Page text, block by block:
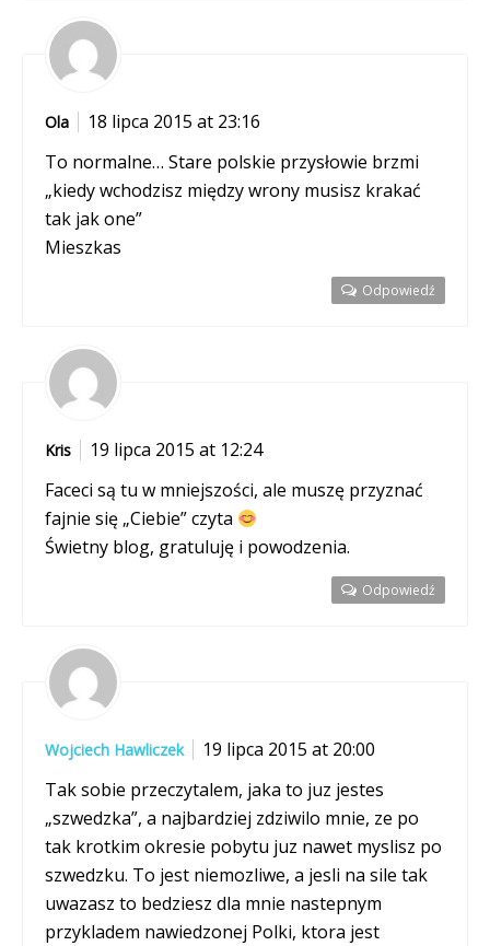
Ola
18 lipca 2015 at 23:16
To normalne… Stare polskie przysłowie brzmi
„kiedy wchodzisz między wrony musisz krakać
tak jak one”
Mieszkas
Odpowiedź
Kris
19 lipca 2015 at 12:24
Faceci są tu w mniejszości, ale muszę przyznać
fajnie się „Ciebie” czyta
Świetny blog, gratuluję i powodzenia.
Odpowiedź
Wojciech Hawliczek
19 lipca 2015 at 20:00
Tak sobie przeczytalem, jaka to juz jestes
„szwedzka”, a najbardziej zdziwilo mnie, ze po
tak krotkim okresie pobytu juz nawet myslisz po
szwedzku. To jest niemozliwe, a jesli na sile tak
uwazasz to bedziesz dla mnie nastepnym
przykladem nawiedzonej Polki, ktora jest